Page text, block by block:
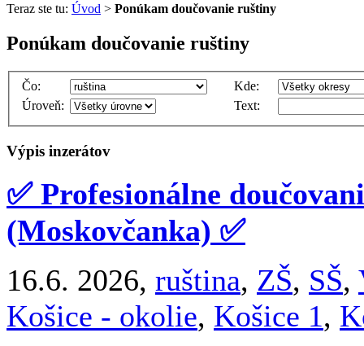
Teraz ste tu: Úvod > Ponúkam doučovanie ruštiny
Ponúkam doučovanie ruštiny
Čo:
Kde:
Úroveň:
Text:
Výpis inzerátov
✅ Profesionálne
(Moskovčanka) ✅
16.6. 2026, ruština, ZŠ, SŠ,
Košice - okolie, Košice 1,